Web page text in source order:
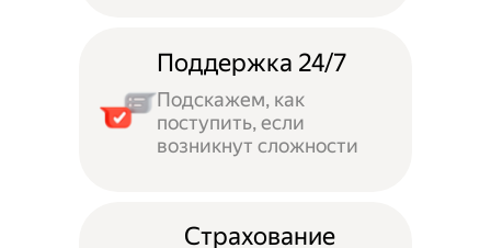
Поддержка 24/7
Подскажем, как
поступить, если
возникнут сложности
Страхование